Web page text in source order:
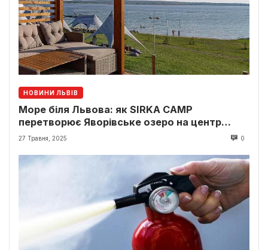
НОВИНИ ЛЬВІВ
Море біля Львова: як SIRKA CAMP
перетворює Яворівське озеро на центр
відпочинку
27 Травня, 2025 0